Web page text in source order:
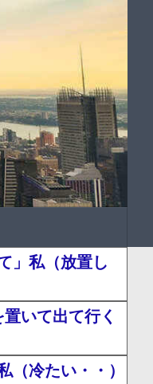
」私（放置し
いて出て行く
冷たい・・）